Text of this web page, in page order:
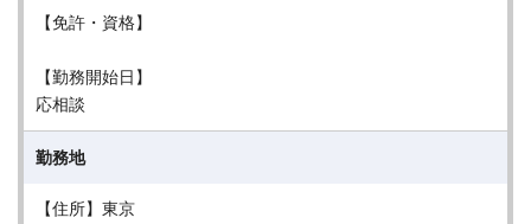
【免許・資格】
【勤務開始日】
応相談
勤務地
【住所】東京